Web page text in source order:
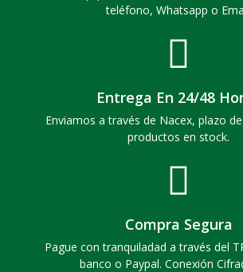
teléfono, Whatsapp o
Entrega En 24/48
Enviamos a través de Nacex, plazo
productos en stock.
Compra Segura
Pague con tranquiladad a través del
banco o Paypal. Conexión